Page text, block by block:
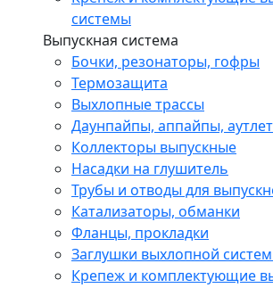
системы
Выпускная система
Бочки, резонаторы, гофры
Термозащита
Выхлопные трассы
Даунпайпы, аппайпы,
Коллекторы выпускные
Насадки на глушитель
Трубы и отводы для
Катализаторы, обманки
Фланцы, прокладки
Заглушки выхлопной
Крепеж и комплектующие